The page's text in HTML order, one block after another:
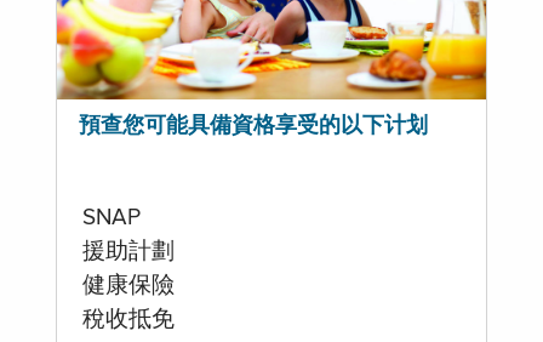
預查您可能具備資格享受的以下计划
SNAP
援助計劃
健康保險
稅收抵免